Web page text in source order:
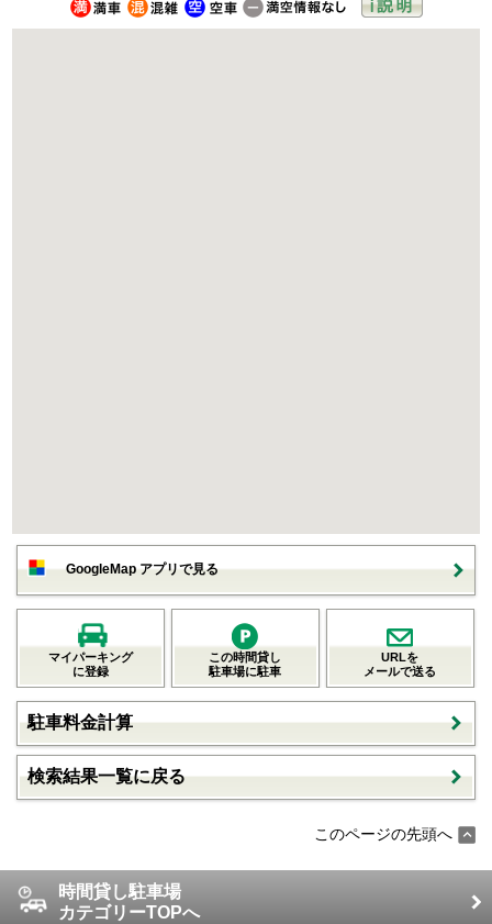
GoogleMap アプリで見る
マイパーキング
に登録
この時間貸し
駐車場に駐車
URLを
メールで送る
駐車料金計算
検索結果一覧に戻る
このページの先頭へ
時間貸し駐車場
カテゴリーTOPへ